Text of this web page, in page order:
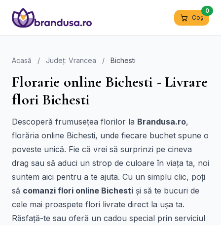
Coș
0
Acasă / Județ: Vrancea / Bichesti
Florarie online Bichesti - Livrare
flori Bichesti
Descoperă frumusețea florilor la Brandusa.ro,
florăria online Bichesti, unde fiecare buchet spune o
poveste unică. Fie că vrei să surprinzi pe cineva
drag sau să aduci un strop de culoare în viața ta, noi
suntem aici pentru a te ajuta. Cu un simplu clic, poți
să comanzi flori online Bichesti și să te bucuri de
cele mai proaspete flori livrate direct la ușa ta.
Răsfață-te sau oferă un cadou special prin serviciul